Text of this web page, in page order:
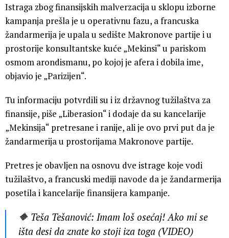
Istraga zbog finansijskih malverzacija u sklopu izborne
kampanja prešla je u operativnu fazu, a francuska
žandarmerija je upala u sedište Makronove partije i u
prostorije konsultantske kuće „Mekinsi“ u pariskom
osmom arondismanu, po kojoj je afera i dobila ime,
objavio je „Parizijen“.
Tu informaciju potvrdili su i iz državnog tužilaštva za
finansije, piše „Liberasion“ i dodaje da su kancelarije
„Mekinsija“ pretresane i ranije, ali je ovo prvi put da je
žandarmerija u prostorijama Makronove partije.
Pretres je obavljen na osnovu dve istrage koje vodi
tužilaštvo, a francuski mediji navode da je žandarmerija
posetila i kancelarije finansijera kampanje.
🔶 Teša Tešanović: Imam loš osećaj! Ako mi se
išta desi da znate ko stoji iza toga (VIDEO)